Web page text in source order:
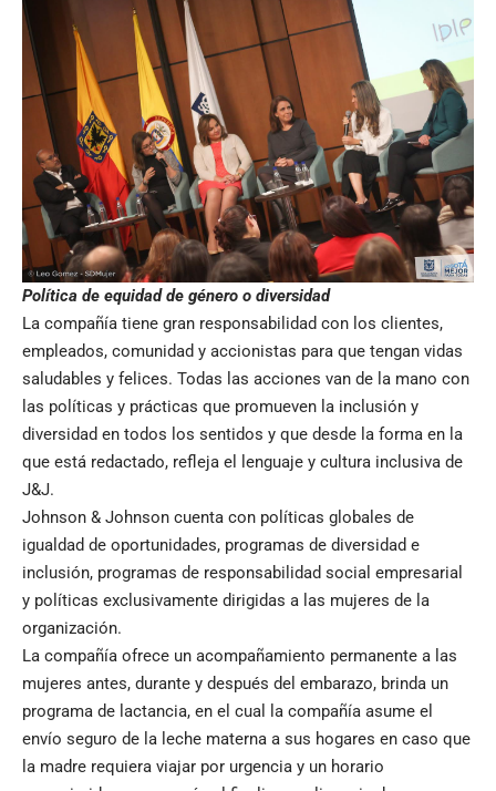
Política de equidad de género o diversidad
La compañía tiene gran responsabilidad con los clientes,
empleados, comunidad y accionistas para que tengan vidas
saludables y felices. Todas las acciones van de la mano con
las políticas y prácticas que promueven la inclusión y
diversidad en todos los sentidos y que desde la forma en la
que está redactado, refleja el lenguaje y cultura inclusiva de
J&J.
Johnson & Johnson cuenta con políticas globales de
igualdad de oportunidades, programas de diversidad e
inclusión, programas de responsabilidad social empresarial
y políticas exclusivamente dirigidas a las mujeres de la
organización.
La compañía ofrece un acompañamiento permanente a las
mujeres antes, durante y después del embarazo, brinda un
programa de lactancia, en el cual la compañía asume el
envío seguro de la leche materna a sus hogares en caso que
la madre requiera viajar por urgencia y un horario